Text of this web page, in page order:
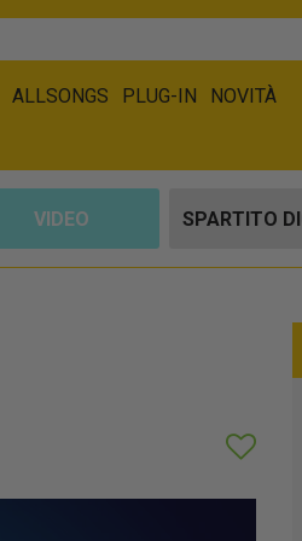
ALLSONGS PLUG-IN
NOVITÀ
VIDEO SPARTITO